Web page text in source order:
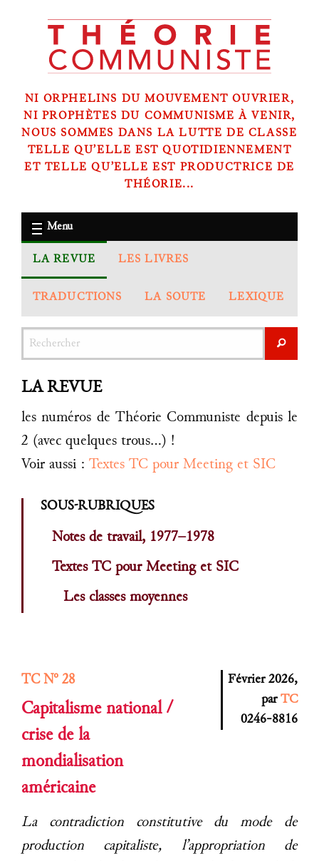
NI ORPHELINS DU MOUVEMENT OUVRIER,
NI PROPHÈTES DU COMMUNISME À VENIR,
NOUS SOMMES DANS LA LUTTE DE CLASSE
TELLE QU’ELLE EST QUOTIDIENNEMENT
ET TELLE QU’ELLE EST PRODUCTRICE DE
THÉORIE...
Menu
LA REVUE LES LIVRES
TRADUCTIONS LA SOUTE LEXIQUE
LA REVUE
les numéros de Théorie Communiste depuis le
2 (avec quelques trous...) !
Voir aussi : Textes TC pour Meeting et SIC
SOUS-RUBRIQUES
Notes de travail, 1977–1978
Textes TC pour Meeting et SIC
Les classes moyennes
Février 2026,
parTC
0246-8816
TC N° 28
Capitalisme national /
crise de la
mondialisation
américaine
La contradiction constitutive du mode de
production capitaliste, l’appropriation de
Rechercher